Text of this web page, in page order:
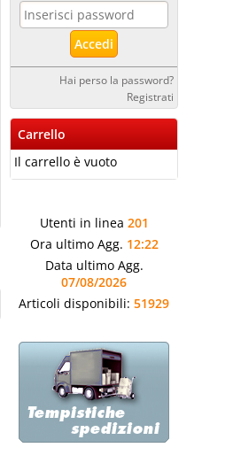
Hai perso la password?
Registrati
Carrello
Il carrello è vuoto
Utenti in linea 201
Ora ultimo Agg. 12:22
Data ultimo Agg.
07/08/2026
Articoli disponibili: 51929